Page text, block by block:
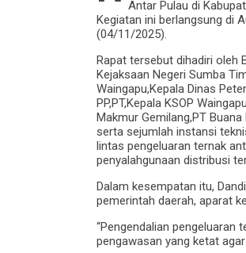
Antar Pulau di
Kegiatan ini berlangsung di
(04/11/2025).
Rapat tersebut dihadiri oleh
Kejaksaan Negeri Sumba
Waingapu,Kepala Dinas
PP,PT,Kepala KSOP
Makmur Gemilang,PT
serta sejumlah instansi
lintas pengeluaran ternak
penyalahgunaan distribusi
Dalam kesempatan itu,
pemerintah daerah, aparat
“Pengendalian pengeluaran
pengawasan yang ketat